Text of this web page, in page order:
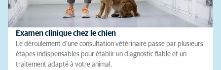
Examen clinique chez le chien
Le déroulement d’une consultation vétérinaire passe par plusieurs
étapes indispensables pour établir un diagnostic fiable et un
traitement adapté à votre animal.